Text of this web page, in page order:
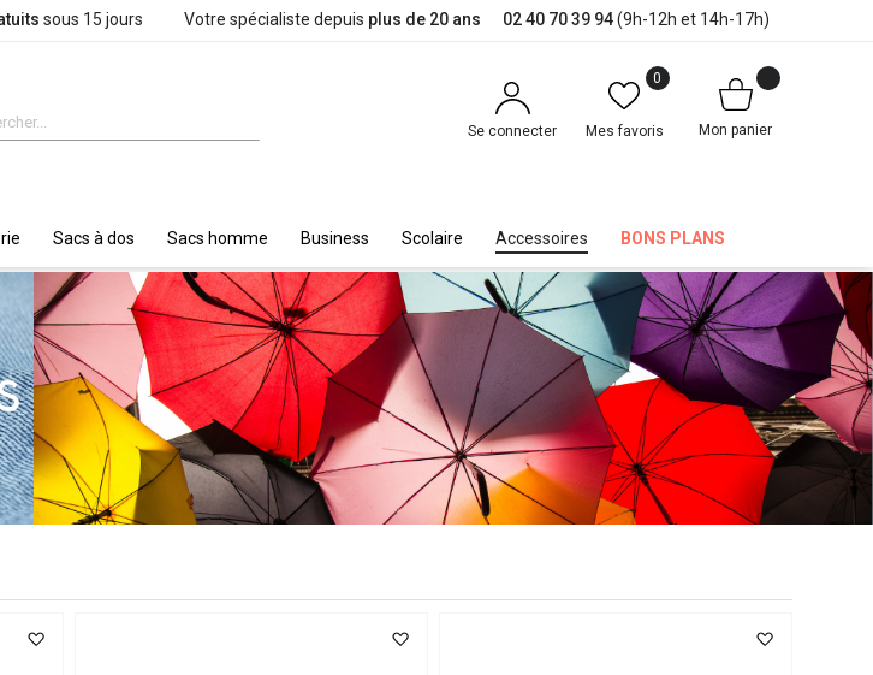
sous 15 jours Votre spécialiste depuis plus de 20 ans 02 40 70 39 94(9h-12h et 14h-17h)
Se connecter
0
Mes favoris Mon panier
Sacs à dos Sacs homme Business Scolaire Accessoires BONS PLANS